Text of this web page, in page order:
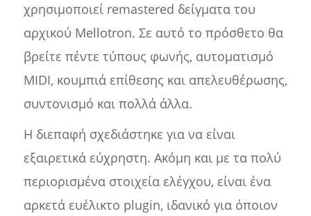
χρησιμοποιεί remastered δείγματα του
αρχικού Mellotron. Σε αυτό το πρόσθετο θα
βρείτε πέντε τύπους φωνής, αυτοματισμό
MIDI, κουμπιά επίθεσης και απελευθέρωσης,
συντονισμό και πολλά άλλα.
Η διεπαφή σχεδιάστηκε για να είναι
εξαιρετικά εύχρηστη. Ακόμη και με τα πολύ
περιορισμένα στοιχεία ελέγχου, είναι ένα
αρκετά ευέλικτο plugin, ιδανικό για όποιον